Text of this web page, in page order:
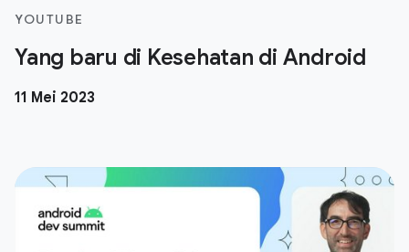
YOUTUBE
Yang baru di Kesehatan di Android
11 Mei 2023